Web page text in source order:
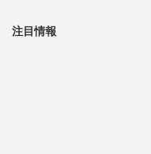
注目情報